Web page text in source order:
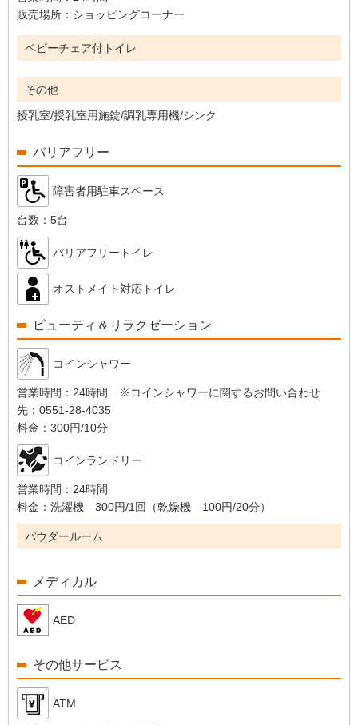
販売場所： ショッピングコーナー
ベビーチェア付トイレ
その他
授乳室/授乳室用施錠/調乳専用機/シンク
バリアフリー
障害者用駐車スペース
台数： 5台
バリアフリートイレ
オストメイト対応トイレ
ビューティ＆リラクゼーション
コインシャワー
営業時間： 24時間 ※コインシャワーに関するお問い合わせ
先：0551-28-4035
料金： 300円/10分
コインランドリー
営業時間： 24時間
料金： 洗濯機 300円/1回（乾燥機 100円/20分）
パウダールーム
メディカル
AED
その他サービス
ATM